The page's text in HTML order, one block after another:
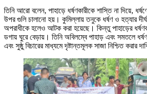
তিনি আরো বলেন, পাহাড়ে ধর্ষণকারীকে শাস্তি না দিয়ে,
উপর গুলি চালানো হয়। কুমিল্লায় তনুকে ধর্ষণ ও হত্যার
অপরাধীকে হলেও আটক করা হয়েছে। কিন্তু পাহাড়ের
ডগায় ঘুরে বেড়ায়। তিনি অবিলম্বে পাহাড় এবং সমতলে
এবং সুষ্ঠু বিচারের মাধ্যমে দৃষ্টান্তমূলক সাজা নিশ্চিত করার